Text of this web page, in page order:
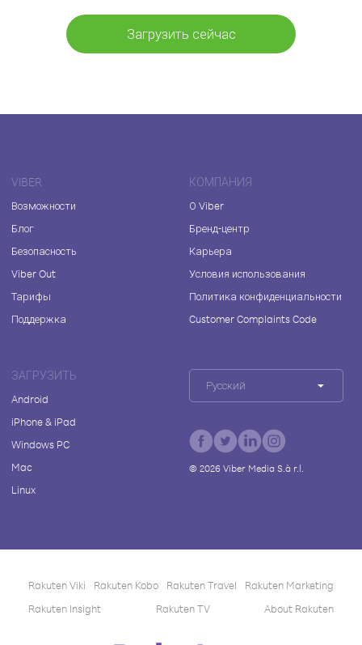
Загрузить сейчас
VIBER
Возможности
Блог
Безопасность
Viber Out
Тарифы
Поддержка
КОМПАНИЯ
О Viber
Бренд-центр
Карьера
Условия использования
Политика конфиденциальности
Customer Complaints Code
ЗАГРУЗИТЬ
Android
iPhone & iPad
Windows PC
Mac
Linux
Русский
© 2026Viber Media S.à r.l.
Rakuten Viki Rakuten Kobo Rakuten Travel
Rakuten Marketing
Rakuten Insight
Rakuten TV About Rakuten